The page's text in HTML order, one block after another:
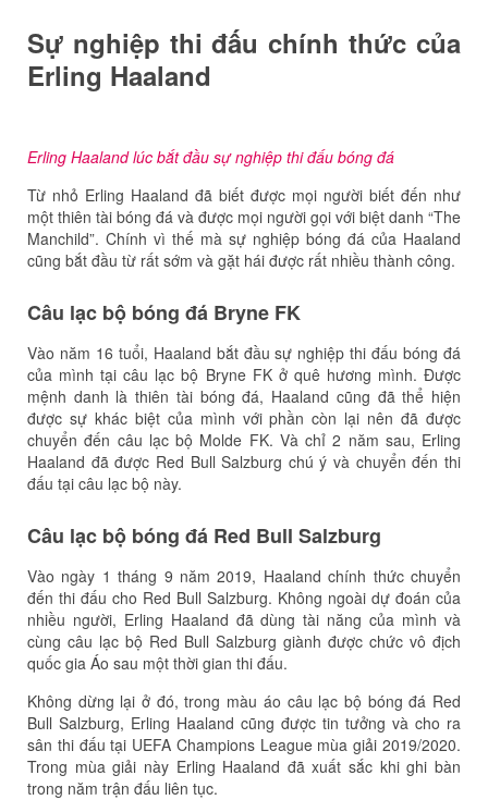
Sự nghiệp thi đấu chính thức của
Erling Haaland
Erling Haaland lúc bắt đầu sự nghiệp thi đấu bóng đá
Từ nhỏ Erling Haaland đã biết được mọi người biết đến như
một thiên tài bóng đá và được mọi người gọi với biệt danh “The
Manchild”. Chính vì thế mà sự nghiệp bóng đá của Haaland
cũng bắt đầu từ rất sớm và gặt hái được rất nhiều thành công.
Câu lạc bộ bóng đá Bryne FK
Vào năm 16 tuổi, Haaland bắt đầu sự nghiệp thi đấu bóng đá
của mình tại câu lạc bộ Bryne FK ở quê hương mình. Được
mệnh danh là thiên tài bóng đá, Haaland cũng đã thể hiện
được sự khác biệt của mình với phần còn lại nên đã được
chuyển đến câu lạc bộ Molde FK. Và chỉ 2 năm sau, Erling
Haaland đã được Red Bull Salzburg chú ý và chuyển đến thi
đấu tại câu lạc bộ này.
Câu lạc bộ bóng đá Red Bull Salzburg
Vào ngày 1 tháng 9 năm 2019, Haaland chính thức chuyển
đến thi đấu cho Red Bull Salzburg. Không ngoài dự đoán của
nhiều người, Erling Haaland đã dùng tài năng của mình và
cùng câu lạc bộ Red Bull Salzburg giành được chức vô địch
quốc gia Áo sau một thời gian thi đấu.
Không dừng lại ở đó, trong màu áo câu lạc bộ bóng đá Red
Bull Salzburg, Erling Haaland cũng được tin tưởng và cho ra
sân thi đấu tại UEFA Champions League mùa giải 2019/2020.
Trong mùa giải này Erling Haaland đã xuất sắc khi ghi bàn
trong năm trận đấu liên tục.